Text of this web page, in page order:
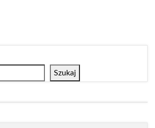
Szukaj